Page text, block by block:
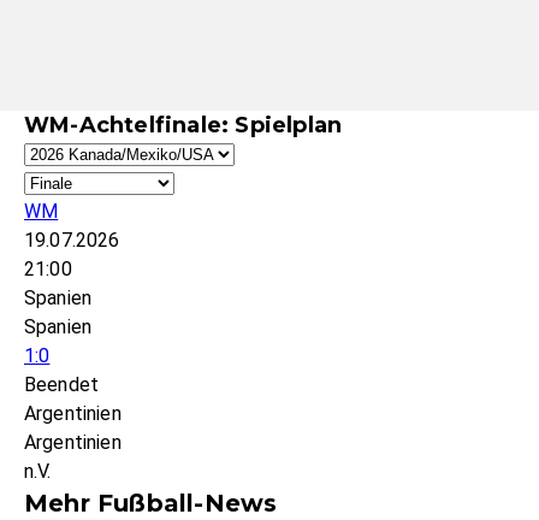
WM-Achtelfinale: Spielplan
WM
19.07.2026
21:00
Spanien
Spanien
1:0
Beendet
Argentinien
Argentinien
n.V.
Mehr Fußball-News